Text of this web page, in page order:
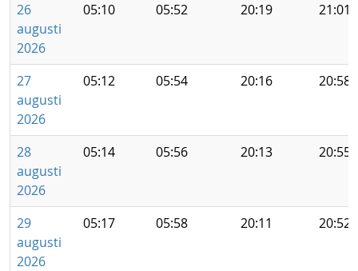
26
augusti
2026
05:10 05:52 20:19 21:01
27
augusti
2026
05:12 05:54 20:16 20:58
28
augusti
2026
05:14 05:56 20:13 20:55
29
augusti
2026
05:17 05:58 20:11 20:52